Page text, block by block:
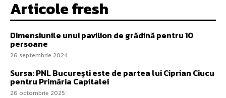
Articole fresh
Dimensiunile unui pavilion de grădină pentru 10
persoane
26 septembrie 2024
Sursa: PNL București este de partea lui Ciprian Ciucu
pentru Primăria Capitalei
26 octombrie 2025